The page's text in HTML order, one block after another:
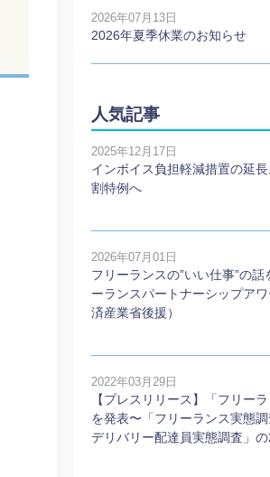
2026年07月13日
2026年夏季休業のお知らせ
人気記事
2025年12月17日
インボイス負担軽減措置の延
割特例へ
2026年07月01日
フリーランスの”いい仕事”の話
ーランスパートナーシップア
済産業省後援）
2022年03月29日
【プレスリリース】「フリー
を発表〜「フリーランス実態
デリバリー配達員実態調査」